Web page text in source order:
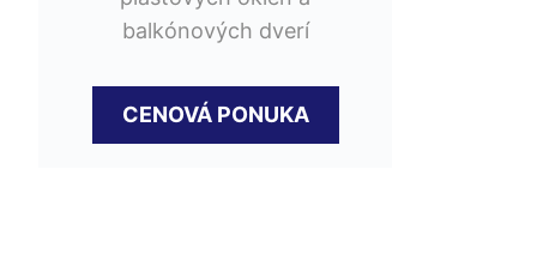
balkónových dverí
CENOVÁ PONUKA